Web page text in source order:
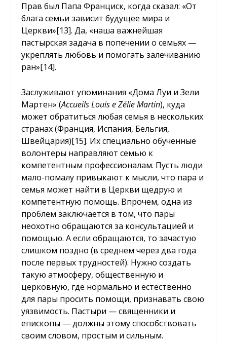
Прав был Папа Франциск, когда сказал: «От
блага семьи зависит будущее мира и
Церкви»[13]. Да, «наша важнейшая
пастырская задача в попечении о семьях —
укреплять любовь и помогать залечиванию
ран»[14].
Заслуживают упоминания «Дома Луи и Зели
Мартен» (Accueils Louis e Zélie Martin), куда
может обратиться любая семья в нескольких
странах (Франция, Испания, Бельгия,
Швейцария)[15]. Их специально обученные
волонтеры направляют семью к
компетентным профессионалам. Пусть люди
мало-помалу привыкают к мысли, что пара и
семья может найти в Церкви щедрую и
компетентную помощь. Впрочем, одна из
проблем заключается в том, что пары
неохотно обращаются за консультацией и
помощью. А если обращаются, то зачастую
слишком поздно (в среднем через два года
после первых трудностей). Нужно создать
такую атмосферу, общественную и
церковную, где нормально и естественно
для пары просить помощи, признавать свою
уязвимость. Пастыри — священники и
епископы — должны этому способствовать
своим словом, простым и сильным.